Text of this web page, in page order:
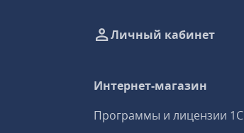
Личный кабинет
Интернет-магазин
Программы и лицензии 1С